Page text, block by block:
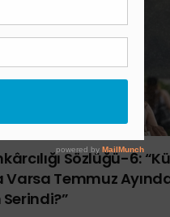
Sözlüğü-6:
Varsa Temmuz